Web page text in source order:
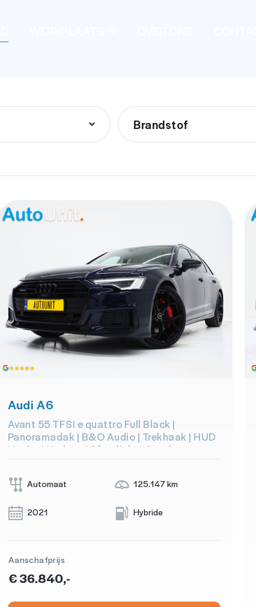
Brandstof
Audi A6
Avant 55 TFSI e quattro Full Black |
Panoramadak | B&O Audio | Trekhaak | HUD
| Leder | Keyless | Sfeerlicht | Carplay
Automaat 125.147 km
2021 Hybride
Aanschafprijs
€ 36.840,-